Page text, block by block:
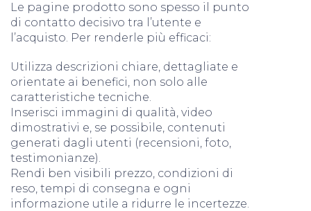
Le pagine prodotto sono spesso il punto
di contatto decisivo tra l’utente e
l’acquisto. Per renderle più efficaci:
Utilizza descrizioni chiare, dettagliate e
orientate ai benefici, non solo alle
caratteristiche tecniche.
Inserisci immagini di qualità, video
dimostrativi e, se possibile, contenuti
generati dagli utenti (recensioni, foto,
testimonianze).
Rendi ben visibili prezzo, condizioni di
reso, tempi di consegna e ogni
informazione utile a ridurre le incertezze.